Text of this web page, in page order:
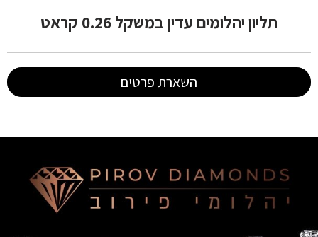
תליון יהלומים עדין במשקל 0.26 קראט
השארת פרטים